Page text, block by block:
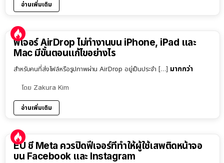
อ่านเพิ่มเติม
ฟีเจอร์ AirDrop ไม่ทำงานบน iPhone, iPad และ
Mac มีขั้นตอนแก้ไขอย่างไร
สำหรับคนที่ส่งไฟล์หรือรูปภาพผ่าน AirDrop อยู่เป็นประจำ […] มากกว่า
โดย Zakura Kim
อ่านเพิ่มเติม
EU ชี้ Meta ควรปิดฟีเจอร์ที่ทำให้ผู้ใช้เสพติดหน้าจอ
บน Facebook และ Instagram